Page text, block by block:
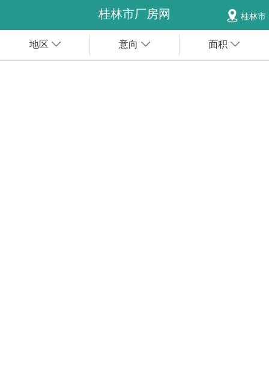
桂林市厂房网 桂林市
地区 意向 面积